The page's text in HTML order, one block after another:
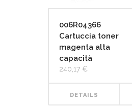
006R04366
Cartuccia toner
magenta alta
capacità
240,17 €
DETAILS